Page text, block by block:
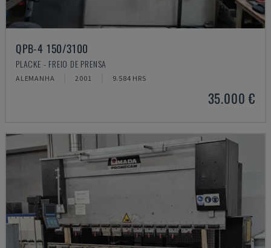
QPB-4 150/3100
PLACKE - FREIO DE PRENSA
ALEMANHA 2001 9.584 HRS
35.000 €